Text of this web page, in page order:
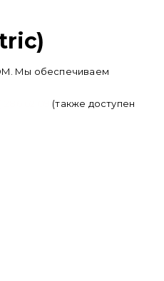
Мы обеспечиваем
(также доступен